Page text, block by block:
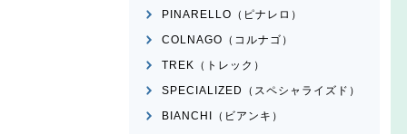
PINARELLO（ピナレロ）
COLNAGO（コルナゴ）
TREK（トレック）
SPECIALIZED（スペシャライズド）
BIANCHI（ビアンキ）